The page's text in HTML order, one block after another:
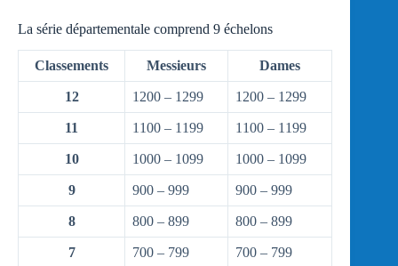
La série départementale comprend 9 échelons
Classements Messieurs Dames
12 1200 – 1299 1200 – 1299
11 1100 – 1199 1100 – 1199
10 1000 – 1099 1000 – 1099
9 900 – 999 900 – 999
8 800 – 899 800 – 899
7 700 – 799 700 – 799